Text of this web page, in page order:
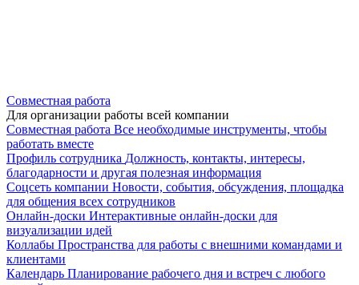
Совместная работа
Для организации работы всей компании
Совместная работа Все необходимые инструменты, чтобы
работать вместе
Профиль сотрудника Должность, контакты, интересы,
благодарности и другая полезная информация
Соцсеть компании Новости, события, обсуждения, площадка
для общения всех сотрудников
Онлайн-доски Интерактивные онлайн-доски для
визуализации идей
Коллабы Пространства для работы с внешними командами и
клиентами
Календарь Планирование рабочего дня и встреч с любого